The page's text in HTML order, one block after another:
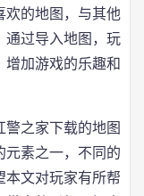
欢的地图，与其他
通过导入地图，玩
增加游戏的乐趣和
之家下载的地图
元素之一，不同的
本文对玩家有所帮